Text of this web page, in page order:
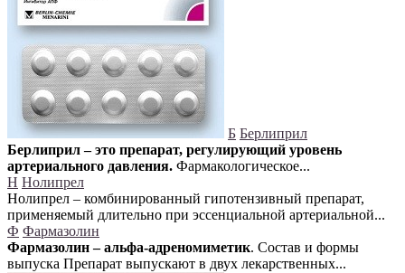
Б Берлиприл
Берлиприл – это препарат, регулирующий уровень
артериального давления. Фармакологическое...
Н Нолипрел
Нолипрел – комбинированный гипотензивный препарат,
применяемый длительно при эссенциальной артериальной...
Ф Фармазолин
Фармазолин – альфа-адреномиметик. Состав и формы
выпуска Препарат выпускают в двух лекарственных...